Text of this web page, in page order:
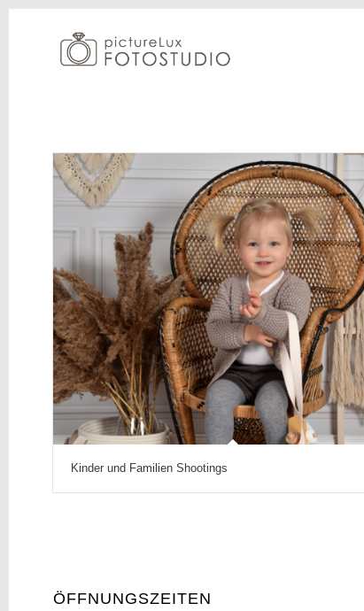
Kinder und Familien Shootings
ÖFFNUNGSZEITEN